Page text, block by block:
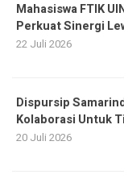
Mahasiswa FTIK
Perkuat Sinergi
22 Juli 2026
Dispursip
Kolaborasi Untuk
20 Juli 2026